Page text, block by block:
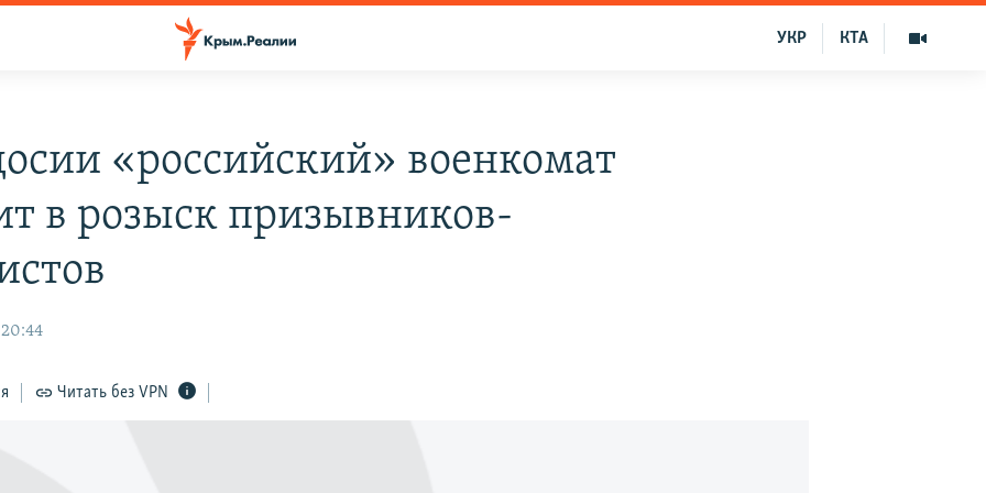
КТА
УКР
«российский» военкомат
в розыск призывников-
Читать без VPN